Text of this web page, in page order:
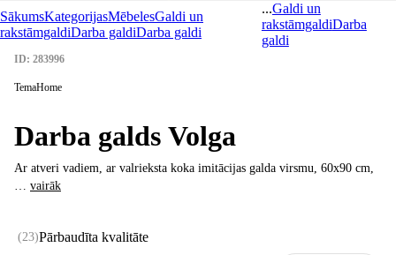
SākumsKategorijasMēbelesGaldi un
rakstāmgaldiDarba galdiDarba galdi
...Galdi un
rakstāmgaldiDarba
galdi
ID: 283996
TemaHome
Darba galds Volga
Ar atveri vadiem, ar valrieksta koka imitācijas galda virsmu, 60x90 cm,
… vairāk
(23)Pārbaudīta kvalitāte